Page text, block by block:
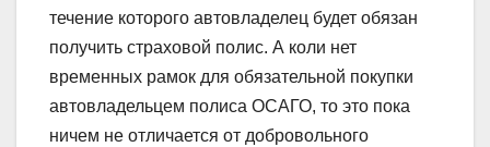
течение которого автовладелец будет обязан
получить страховой полис. А коли нет
временных рамок для обязательной покупки
автовладельцем полиса ОСАГО, то это пока
ничем не отличается от добровольного